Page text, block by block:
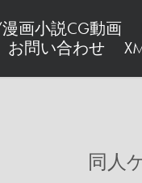
画小説CG動画
お問い合わせ
同人